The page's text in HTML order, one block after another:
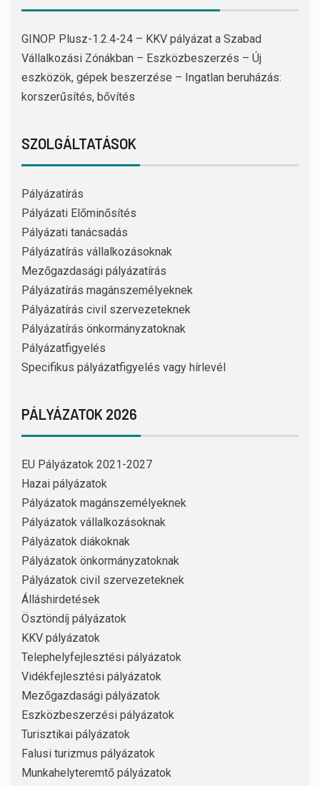
GINOP Plusz-1.2.4-24 – KKV pályázat a Szabad
Vállalkozási Zónákban – Eszközbeszerzés – Új
eszközök, gépek beszerzése – Ingatlan beruházás:
korszerűsítés, bővítés
SZOLGÁLTATÁSOK
Pályázatírás
Pályázati Előminősítés
Pályázati tanácsadás
Pályázatírás vállalkozásoknak
Mezőgazdasági pályázatírás
Pályázatírás magánszemélyeknek
Pályázatírás civil szervezeteknek
Pályázatírás önkormányzatoknak
Pályázatfigyelés
Specifikus pályázatfigyelés vagy hírlevél
PÁLYÁZATOK 2026
EU Pályázatok 2021-2027
Hazai pályázatok
Pályázatok magánszemélyeknek
Pályázatok vállalkozásoknak
Pályázatok diákoknak
Pályázatok önkormányzatoknak
Pályázatok civil szervezeteknek
Álláshirdetések
Ösztöndíj pályázatok
KKV pályázatok
Telephelyfejlesztési pályázatok
Vidékfejlesztési pályázatok
Mezőgazdasági pályázatok
Eszközbeszerzési pályázatok
Turisztikai pályázatok
Falusi turizmus pályázatok
Munkahelyteremtő pályázatok